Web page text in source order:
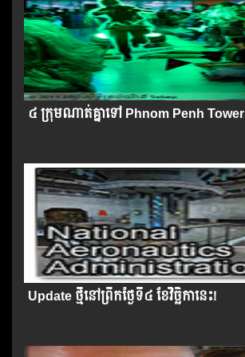
៤ ក្រុម​ណាត់​គ្នា​ទៅ Phnom Penh Tower
Update ថ្មីនៅព្រឹកថ្ងៃទី​៤ ខែវិច្ឆិកា​នេះ!